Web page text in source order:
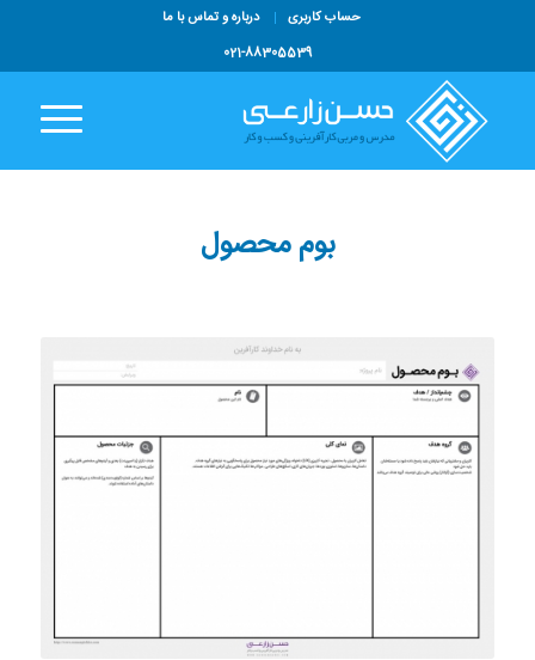
حساب کاربری
درباره و تماس با ما
021-88305539
بوم محصول